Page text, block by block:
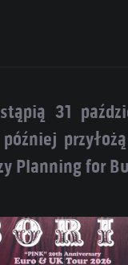
31
Planning for